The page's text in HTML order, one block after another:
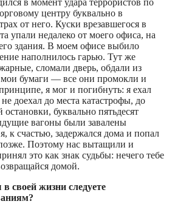
в момент удара террористов по
центру буквально в
от него. Куски врезавшегося в
упали недалеко от моего офиса, на
здания. В моем офисе выбило
наполнилось гарью. Тут же
сломали дверь, обдали из
мои бумаги — все они промокли и
я мог и погибнуть: я ехал
доехал до места катастрофы, до
буквально пятьдесят
вагоны были завалены
к счастью, задержался дома и попал
Поэтому нас вытащили и
это как знак судьбы: нечего тебе
домой.
своей жизни следуете